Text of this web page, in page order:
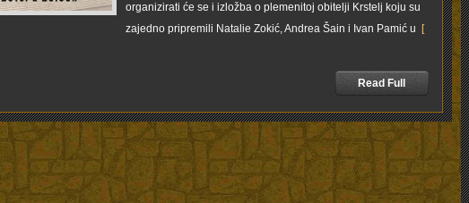
organizirati će se i izložba o plemenitoj obitelji Krstelj koju su
zajedno pripremili Natalie Zokić, Andrea Šain i Ivan Pamić u [
Read Full